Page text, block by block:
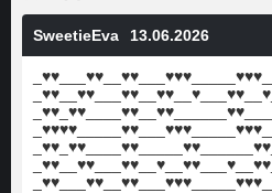
SweetieEva 13.06.2026
_♥♥___♥♥__♥♥___♥♥♥_____♥♥♥__
_♥♥__♥♥___♥♥__♥♥__♥___♥♥__♥_
_♥♥_♥♥____♥♥__♥♥______♥♥____
_♥♥♥♥_____♥♥___♥♥♥_____♥♥♥__
_♥♥_♥♥____♥♥_____♥♥______♥♥_
_♥♥__♥♥___♥♥__♥__♥♥___♥__♥♥_
_♥♥___♥♥__♥♥___♥♥♥_____♥♥♥__